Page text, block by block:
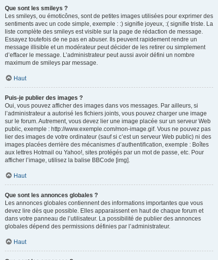
Que sont les smileys ?
Les smileys, ou émoticônes, sont de petites images utilisées pour exprimer des
sentiments avec un code simple, exemple : :) signifie joyeux, :( signifie triste. La
liste complète des smileys est visible sur la page de rédaction de message.
Essayez toutefois de ne pas en abuser. Ils peuvent rapidement rendre un
message illisible et un modérateur peut décider de les retirer ou simplement
d’effacer le message. L’administrateur peut aussi avoir défini un nombre
maximum de smileys par message.
Haut
Puis-je publier des images ?
Oui, vous pouvez afficher des images dans vos messages. Par ailleurs, si
l’administrateur a autorisé les fichiers joints, vous pouvez charger une image
sur le forum. Autrement, vous devez lier une image placée sur un serveur Web
public, exemple : http://www.exemple.com/mon-image.gif. Vous ne pouvez pas
lier des images de votre ordinateur (sauf si c’est un serveur Web public) ni des
images placées derrière des mécanismes d’authentification, exemple : Boîtes
aux lettres Hotmail ou Yahoo!, sites protégés par un mot de passe, etc. Pour
afficher l’image, utilisez la balise BBCode [img].
Haut
Que sont les annonces globales ?
Les annonces globales contiennent des informations importantes que vous
devez lire dès que possible. Elles apparaissent en haut de chaque forum et
dans votre panneau de l’utilisateur. La possibilité de publier des annonces
globales dépend des permissions définies par l’administrateur.
Haut